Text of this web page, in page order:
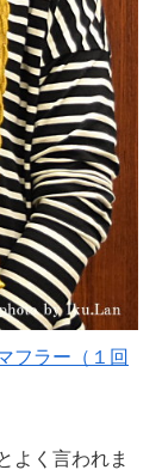
フラー（１回
よく言われま